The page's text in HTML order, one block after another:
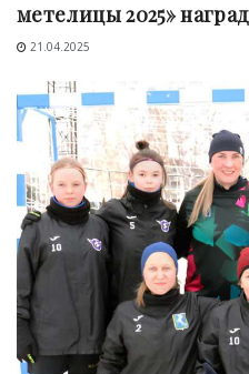
метелицы 2025»
21.04.2025